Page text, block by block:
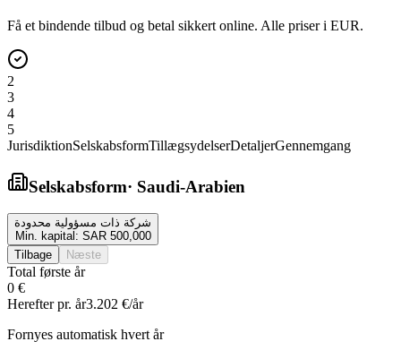
Få et bindende tilbud og betal sikkert online. Alle priser i EUR.
2
3
4
5
JurisdiktionSelskabsformTillægsydelserDetaljerGennemgang
Selskabsform· Saudi-Arabien
شركة ذات مسؤولية محدودة
Min. kapital: SAR 500,000
Tilbage
Næste
Total første år
0 €
Herefter pr. år3.202 €/år
Fornyes automatisk hvert år